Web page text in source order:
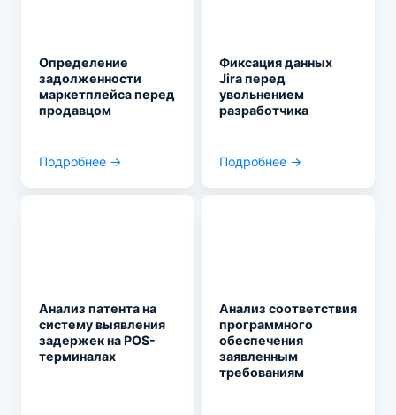
Определение
задолженности
маркетплейса перед
продавцом
Подробнее →
Фиксация данных
Jira перед
увольнением
разработчика
Подробнее →
Анализ патента на
систему выявления
задержек на POS-
терминалах
Анализ соответствия
программного
обеспечения
заявленным
требованиям